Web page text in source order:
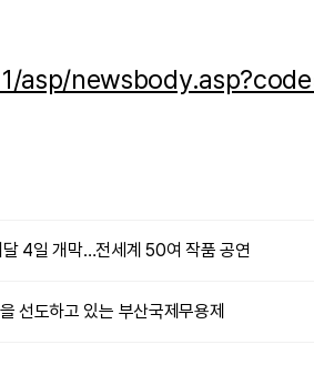
asp/
4일 개막…전세계 50여 작품 공연
선도하고 있는 부산국제무용제